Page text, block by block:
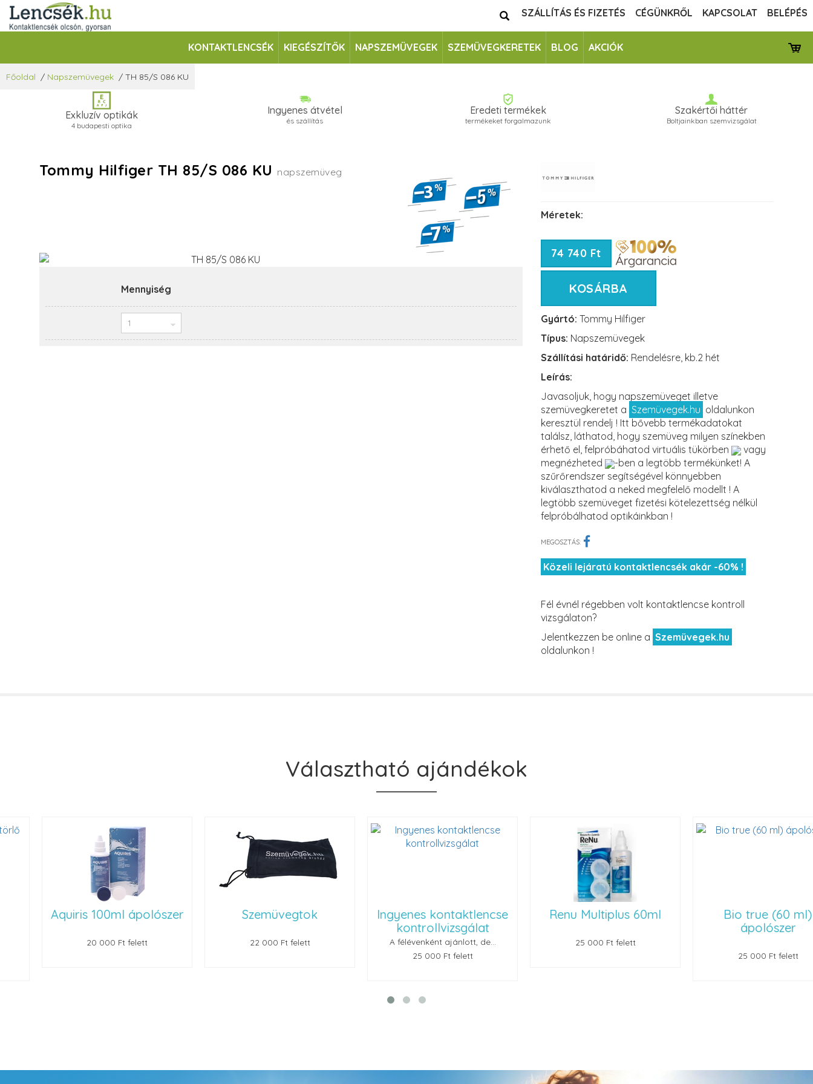
SZÁLLÍTÁS ÉS FIZETÉS CÉGÜNKRŐL KAPCSOLAT BELÉPÉS
KONTAKTLENCSÉK KIEGÉSZÍTŐK NAPSZEMÜVEGEK SZEMÜVEGKERETEK BLOG AKCIÓK
Főoldal / Napszemüvegek / TH 85/S 086 KU
Exkluzív optikák
4 budapesti optika
Ingyenes átvétel
és szállítás
Eredeti termékek
termékeket forgalmazunk
Szakértői háttér
Boltjainkban szemvizsgálat
Tommy Hilfiger TH 85/S 086 KU napszemüveg
Mennyiség
Méretek:
74 740 Ft
KOSÁRBA
Gyártó: Tommy Hilfiger
Típus: Napszemüvegek
Szállítási határidő: Rendelésre, kb.2 hét
Leírás:
Javasoljuk, hogy napszemüveget illetve
szemüvegkeretet a Szemüvegek.hu oldalunkon
keresztül rendelj ! Itt bővebb termékadatokat
találsz, láthatod, hogy szemüveg milyen színekben
érhető el, felpróbáhatod virtuális tükörben
vagy
megnézheted
-ben a legtöbb termékünket! A
szűrőrendszer segítségével könnyebben
kiválaszthatod a neked megfelelő modellt ! A
legtöbb szemüveget fizetési kötelezettség nélkül
felpróbálhatod optikáinkban !
MEGOSZTÁS:
Közeli lejáratú kontaktlencsék akár -60% !
Fél évnél régebben volt kontaktlencse kontroll
vizsgálaton?
Jelentkezzen be online a Szemüvegek.hu
oldalunkon !
Választható ajándékok
Aquiris 100ml ápolószer
20 000 Ft felett
Szemüvegtok
22 000 Ft felett
Ingyenes kontaktlencse
kontrollvizsgálat
A félévenként ajánlott, de...
25 000 Ft felett
Renu Multiplus 60ml
25 000 Ft felett
Bio true (60 ml)
ápolószer
25 000 Ft felett